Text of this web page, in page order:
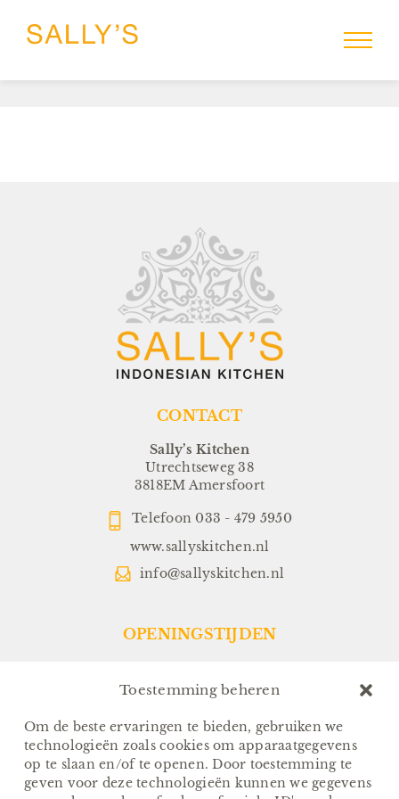
Toestemming beheren
Om de beste ervaringen te bieden, gebruiken we
technologieën zoals cookies om apparaatgegevens
op te slaan en/of te openen. Door toestemming te
geven voor deze technologieën kunnen we gegevens
MENU
SALLYS-TO-GO
RESERVEREN
CATERING
GROEPEN
CONTACT
Sally’s Kitchen
Utrechtseweg 38
3818EM Amersfoort
Telefoon 033 - 479 5950
www.sallyskitchen.nl
info@sallyskitchen.nl
OPENINGSTIJDEN
Dinsdag t/m Zondag:
Vanaf 17.00 uur
(Keuken sluit om 21.30 uur)
Sallys-To-Go:
Van Dinsdag t/m Zondag:
Afhalen tussen 17.00 en 18.00